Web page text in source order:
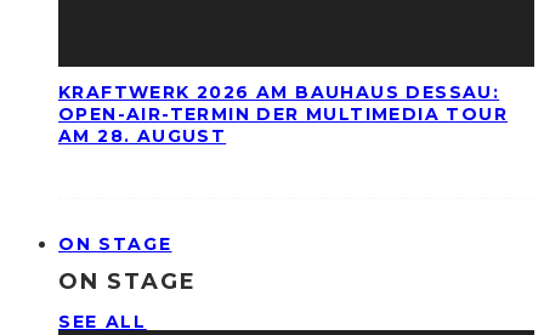
KRAFTWERK 2026 AM BAUHAUS DESSAU:
OPEN-AIR-TERMIN DER MULTIMEDIA TOUR
AM 28. AUGUST
ON STAGE
ON STAGE
SEE ALL